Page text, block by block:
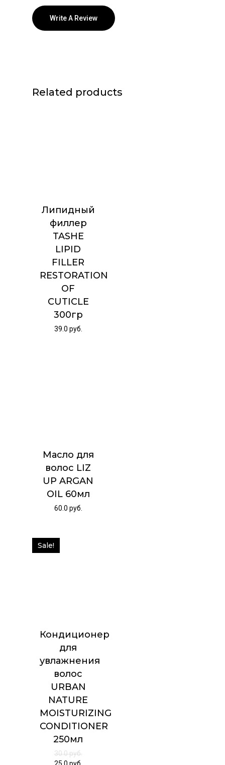
Write A Review
Related products
Липидный
филлер
TASHE
LIPID
FILLER
RESTORATION
OF
CUTICLE
300гр
39.0 руб.
Масло для
волос LIZ
UP ARGAN
OIL 60мл
60.0 руб.
Sale!
Кондиционер
для
увлажнения
волос
URBAN
NATURE
MOISTURIZING
CONDITIONER
250мл
30.0руб.
25.0 руб.